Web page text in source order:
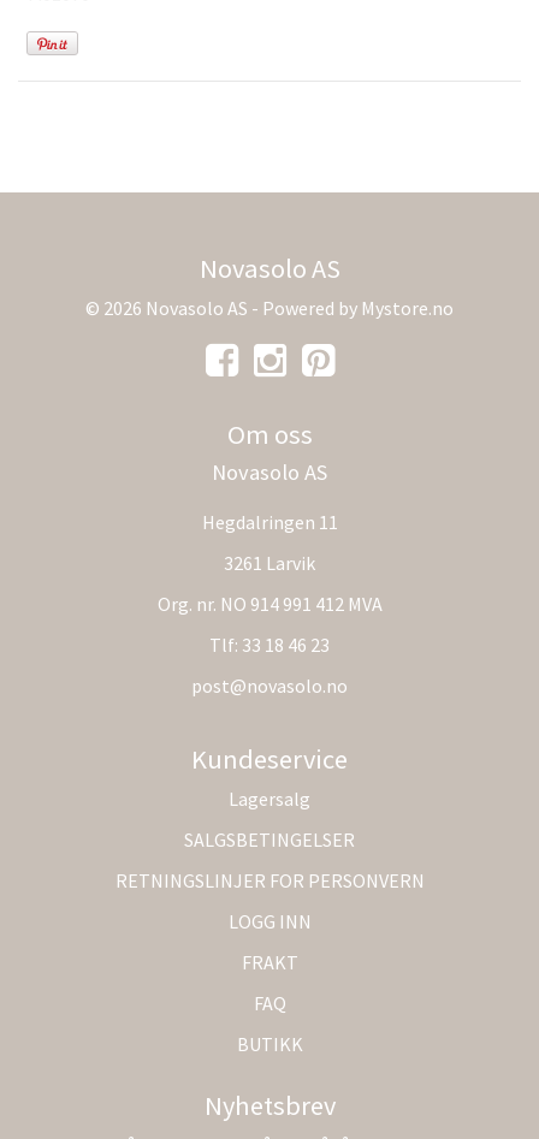
Novasolo AS
© 2026 Novasolo AS - Powered by Mystore.no
Om oss
Novasolo AS
Hegdalringen 11
3261 Larvik
Org. nr. NO 914 991 412 MVA
Tlf: 33 18 46 23
post@novasolo.no
Kundeservice
Lagersalg
SALGSBETINGELSER
RETNINGSLINJER FOR PERSONVERN
LOGG INN
FRAKT
FAQ
BUTIKK
Nyhetsbrev